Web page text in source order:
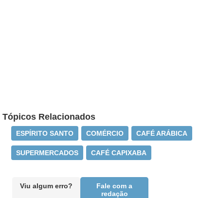
Tópicos Relacionados
ESPÍRITO SANTO COMÉRCIO CAFÉ ARÁBICA
SUPERMERCADOS CAFÉ CAPIXABA
Viu algum erro?
Fale com a
redação